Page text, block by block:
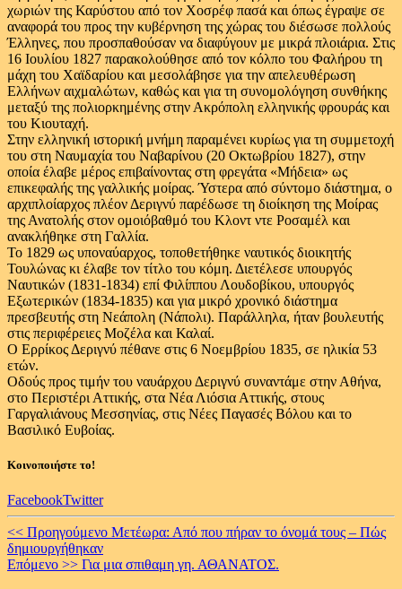
χωριών της Καρύστου από τον Χοσρέφ πασά και όπως έγραψε σε
αναφορά του προς την κυβέρνηση της χώρας του διέσωσε πολλούς
Έλληνες, που προσπαθούσαν να διαφύγουν με μικρά πλοιάρια. Στις
16 Ιουλίου 1827 παρακολούθησε από τον κόλπο του Φαλήρου τη
μάχη του Χαϊδαρίου και μεσολάβησε για την απελευθέρωση
Ελλήνων αιχμαλώτων, καθώς και για τη συνομολόγηση συνθήκης
μεταξύ της πολιορκημένης στην Ακρόπολη ελληνικής φρουράς και
του Κιουταχή.
Στην ελληνική ιστορική μνήμη παραμένει κυρίως για τη συμμετοχή
του στη Ναυμαχία του Ναβαρίνου (20 Οκτωβρίου 1827), στην
οποία έλαβε μέρος επιβαίνοντας στη φρεγάτα «Μήδεια» ως
επικεφαλής της γαλλικής μοίρας. Ύστερα από σύντομο διάστημα, ο
αρχιπλοίαρχος πλέον Δεριγνύ παρέδωσε τη διοίκηση της Μοίρας
της Ανατολής στον ομοιόβαθμό του Κλοντ ντε Ροσαμέλ και
ανακλήθηκε στη Γαλλία.
Το 1829 ως υποναύαρχος, τοποθετήθηκε ναυτικός διοικητής
Τουλώνας κι έλαβε τον τίτλο του κόμη. Διετέλεσε υπουργός
Ναυτικών (1831-1834) επί Φιλίππου Λουδοβίκου, υπουργός
Εξωτερικών (1834-1835) και για μικρό χρονικό διάστημα
πρεσβευτής στη Νεάπολη (Νάπολι). Παράλληλα, ήταν βουλευτής
στις περιφέρειες Μοζέλα και Καλαί.
Ο Ερρίκος Δεριγνύ πέθανε στις 6 Νοεμβρίου 1835, σε ηλικία 53
ετών.
Οδούς προς τιμήν του ναυάρχου Δεριγνύ συναντάμε στην Αθήνα,
στο Περιστέρι Αττικής, στα Νέα Λιόσια Αττικής, στους
Γαργαλιάνους Μεσσηνίας, στις Νέες Παγασές Βόλου και το
Βασιλικό Ευβοίας.
Κοινοποιήστε το!
FacebookTwitter
Continue
Reading
<< Προηγούμενο Μετέωρα: Από που πήραν το όνομά τους – Πώς
δημιουργήθηκαν
Επόμενο >> Για μια σπιθαμη γη. ΑΘΑΝΑΤΟΣ.